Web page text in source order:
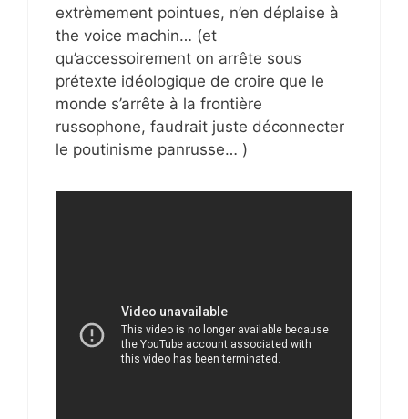
extrèmement pointues, n’en déplaise à
the voice machin… (et
qu’accessoirement on arrête sous
prétexte idéologique de croire que le
monde s’arrête à la frontière
russophone, faudrait juste déconnecter
le poutinisme panrusse… )